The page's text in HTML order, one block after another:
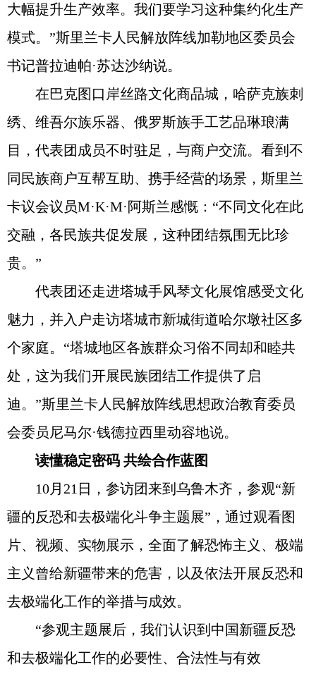
大幅提升生产效率。我们要学习这种集约化生产
模式。”斯里兰卡人民解放阵线加勒地区委员会
书记普拉迪帕·苏达沙纳说。
在巴克图口岸丝路文化商品城，哈萨克族刺
绣、维吾尔族乐器、俄罗斯族手工艺品琳琅满
目，代表团成员不时驻足，与商户交流。看到不
同民族商户互帮互助、携手经营的场景，斯里兰
卡议会议员M·K·M·阿斯兰感慨：“不同文化在此
交融，各民族共促发展，这种团结氛围无比珍
贵。”
代表团还走进塔城手风琴文化展馆感受文化
魅力，并入户走访塔城市新城街道哈尔墩社区多
个家庭。“塔城地区各族群众习俗不同却和睦共
处，这为我们开展民族团结工作提供了启
迪。”斯里兰卡人民解放阵线思想政治教育委员
会委员尼马尔·钱德拉西里动容地说。
读懂稳定密码 共绘合作蓝图
10月21日，参访团来到乌鲁木齐，参观“新
疆的反恐和去极端化斗争主题展”，通过观看图
片、视频、实物展示，全面了解恐怖主义、极端
主义曾给新疆带来的危害，以及依法开展反恐和
去极端化工作的举措与成效。
“参观主题展后，我们认识到中国新疆反恐
和去极端化工作的必要性、合法性与有效